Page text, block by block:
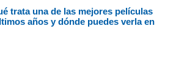
trata una de las mejores películas
años y dónde puedes verla en